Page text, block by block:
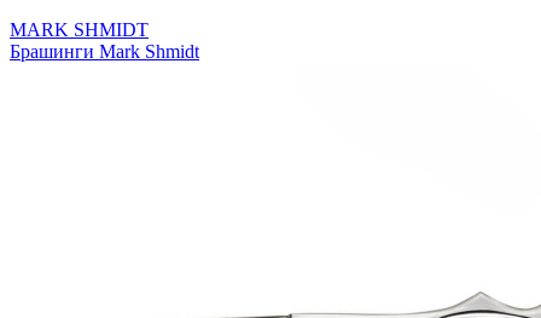
MARK SHMIDT
Брашинги Mark Shmidt